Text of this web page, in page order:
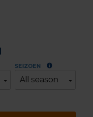
SEIZOEN
All season